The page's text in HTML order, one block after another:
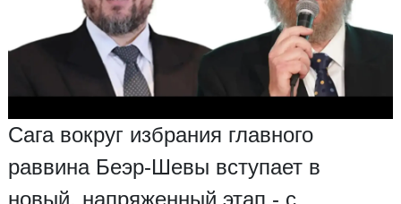
Сага вокруг избрания главного
раввина Беэр-Шевы вступает в
новый, напряженный этап - с